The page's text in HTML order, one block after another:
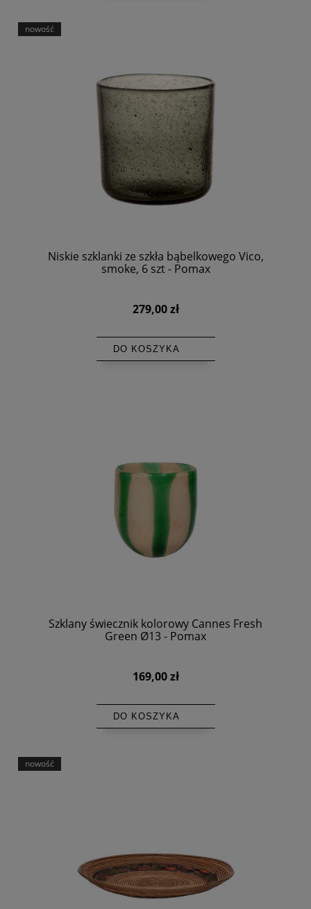
Niskie szklanki ze szkła bąbelkowego Vico,
smoke, 6 szt - Pomax
279,00 zł
DO KOSZYKA
nowość
Szklany świecznik kolorowy Cannes Fresh
Green Ø13 - Pomax
169,00 zł
DO KOSZYKA
nowość